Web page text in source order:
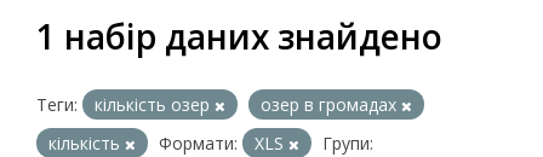
1 набір даних знайдено
Теги: кількість озер
озер в громадах
кількість
Формати: XLS
Групи: